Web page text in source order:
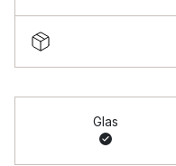
Glas